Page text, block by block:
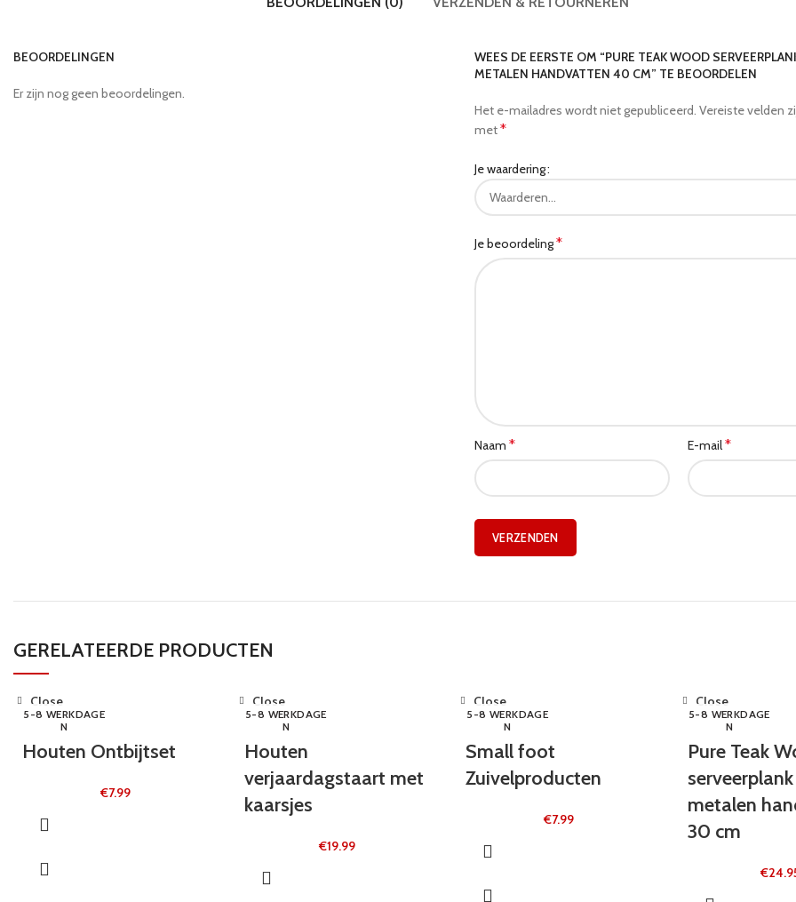
BEOORDELINGEN
Er zijn nog geen beoordelingen.
WEES DE EERSTE OM “PURE TEAK WOOD
METALEN HANDVATTEN 40 CM” TE BEOORDELEN
Het e-mailadres wordt niet gepubliceerd. Vereiste velden
met*
Je waardering
Je beoordeling*
Naam * E-mail*
GERELATEERDE PRODUCTEN
5-8 WERKDAGE
N
Close
Houten Ontbijtset
€7.99
5-8 WERKDAGE
N
Close
Houten
verjaardagstaart met
kaarsjes
€19.99
5-8 WERKDAGE
N
Close
Small foot
Zuivelproducten
€7.99
5-8 WERKDAGE
N
Close
Pure Teak
metalen
30 cm
€